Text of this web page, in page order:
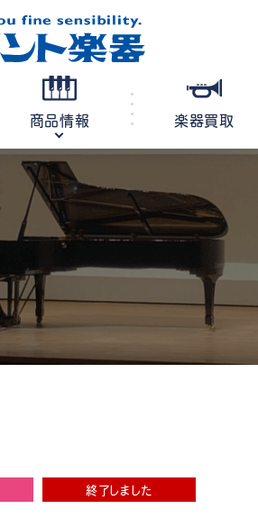
教室案内
商品情報
商品情報
ピアノ
楽器買取
修理・調律
レンタル
店舗案内
終了しました